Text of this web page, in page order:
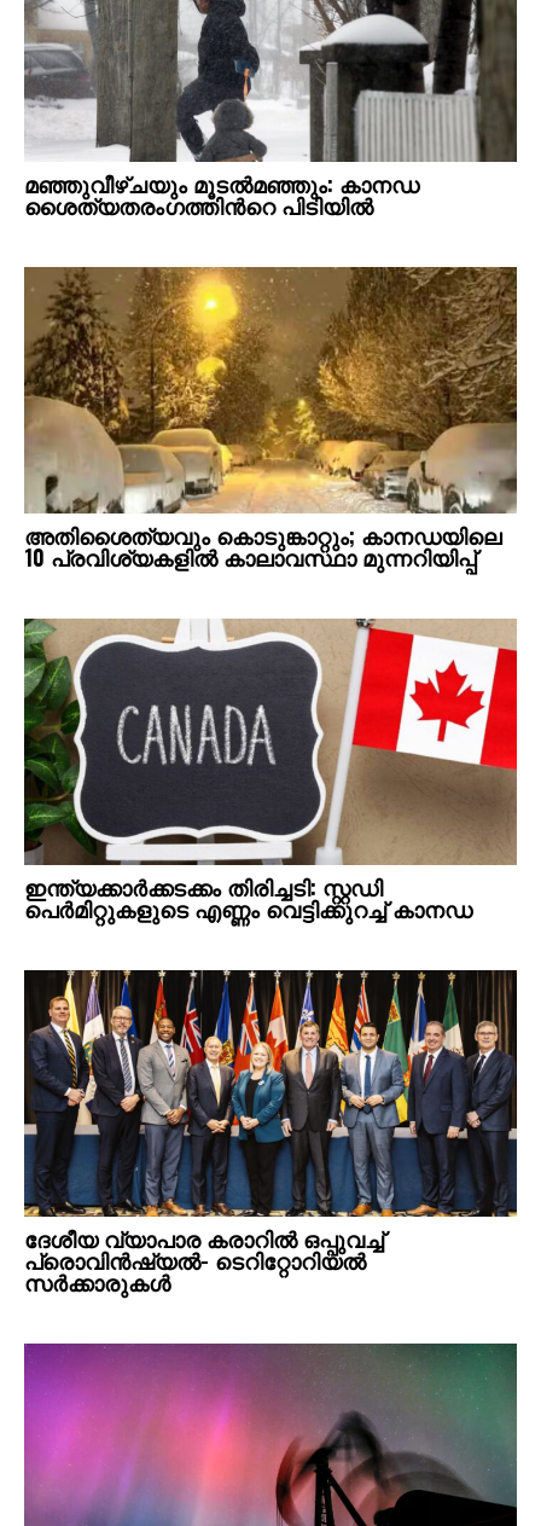
മഞ്ഞുവീഴ്ചയും മൂടൽമഞ്ഞും: കാനഡ
ശൈത്യതരംഗത്തിന്‍റെ പിടിയിൽ
അതിശൈത്യവും കൊടുങ്കാറ്റും; കാനഡയിലെ
10 പ്രവിശ്യകളിൽ കാലാവസ്ഥാ മുന്നറിയിപ്പ്
ഇന്ത്യക്കാർക്കടക്കം തിരിച്ചടി: സ്റ്റഡി
പെർമിറ്റുകളുടെ എണ്ണം വെട്ടിക്കുറച്ച് കാനഡ
ദേശീയ വ്യാപാര കരാറിൽ ഒപ്പുവച്ച്
പ്രൊവിൻഷ്യൽ- ടെറിറ്റോറിയൽ
സർക്കാരുകൾ